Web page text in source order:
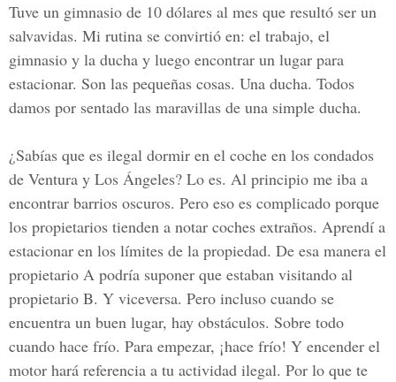
Tuve un gimnasio de 10 dólares al mes que resultó ser un
salvavidas. Mi rutina se convirtió en: el trabajo, el
gimnasio y la ducha y luego encontrar un lugar para
estacionar. Son las pequeñas cosas. Una ducha. Todos
damos por sentado las maravillas de una simple ducha.
¿Sabías que es ilegal dormir en el coche en los condados
de Ventura y Los Ángeles? Lo es. Al principio me iba a
encontrar barrios oscuros. Pero eso es complicado porque
los propietarios tienden a notar coches extraños. Aprendí a
estacionar en los límites de la propiedad. De esa manera el
propietario A podría suponer que estaban visitando al
propietario B. Y viceversa. Pero incluso cuando se
encuentra un buen lugar, hay obstáculos. Sobre todo
cuando hace frío. Para empezar, ¡hace frío! Y encender el
motor hará referencia a tu actividad ilegal. Por lo que te